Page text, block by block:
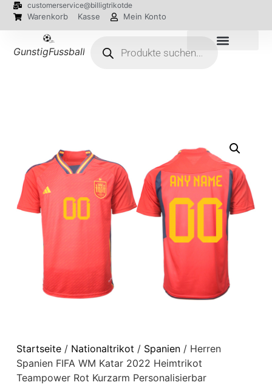
customerservice@billigtrikotde
Warenkorb Kasse Mein Konto
GunstigFussballTrikot
Startseite/ Nationaltrikot / Spanien/ Herren
Spanien FIFA WM Katar 2022 Heimtrikot
Teampower Rot Kurzarm Personalisierbar